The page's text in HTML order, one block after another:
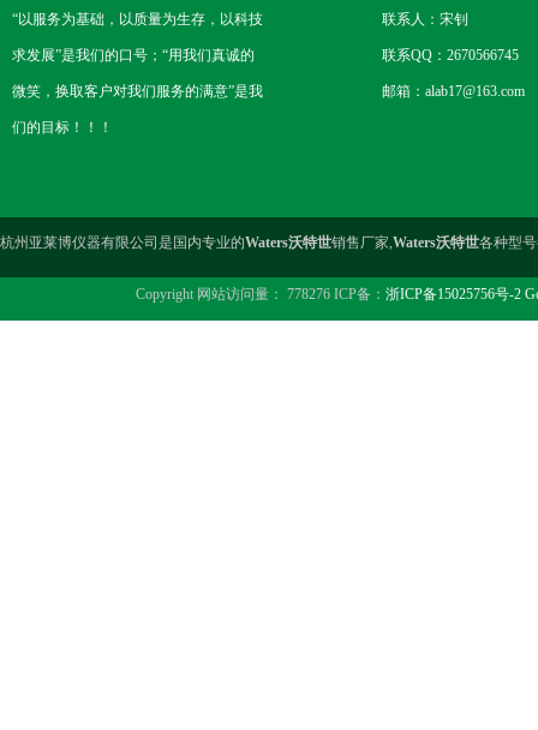
“以服务为基础，以质量为生存，以科技
求发展”是我们的口号；“用我们真诚的
微笑，换取客户对我们服务的满意”是我
们的目标！！！
联系人：宋钊
联系QQ：2670566745
邮箱：alab17@163.com
杭州亚莱博仪器有限公司是国内专业的Waters沃特世销售厂家,Waters沃特世各种型
Copyright 网站访问量： 778276 ICP备： 浙ICP备15025756号-2